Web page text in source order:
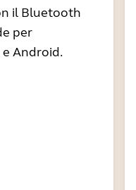
il Bluetooth
per
Android.